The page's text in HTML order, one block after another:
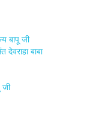
बापू जी
बाबा